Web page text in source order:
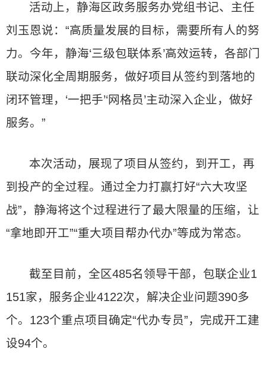
活动上，静海区政务服务办党组书记、主任
刘玉恩说：“高质量发展的目标，需要所有人的努
力。今年，静海‘三级包联体系’高效运转，各部门
联动深化全周期服务，做好项目从签约到落地的
闭环管理，‘一把手’‘网格员’主动深入企业，做好
服务。”
本次活动，展现了项目从签约，到开工，再
到投产的全过程。通过全力打赢打好“六大攻坚
战”，静海将这个过程进行了最大限量的压缩，让
“拿地即开工”“重大项目帮办代办”等成为常态。
截至目前，全区485名领导干部，包联企业1
151家，服务企业4122次，解决企业问题390多
个。123个重点项目确定“代办专员”，完成开工建
设94个。